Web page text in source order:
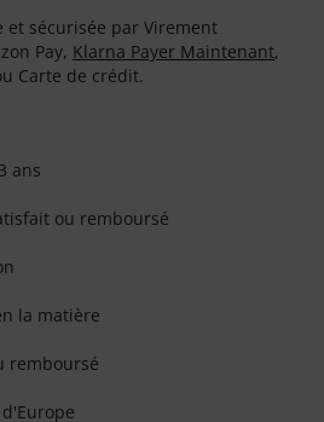
et sécurisée par Virement
Pay, Klarna Payer Maintenant,
Carte de crédit.
ans
ou remboursé
la matière
remboursé